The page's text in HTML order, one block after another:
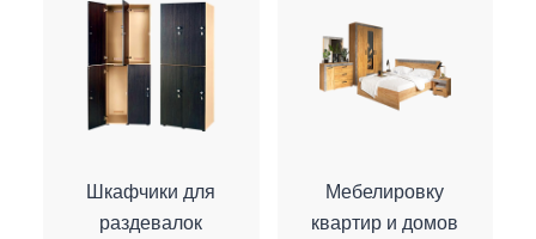
Шкафчики для
раздевалок
Мебелировку
квартир и домов